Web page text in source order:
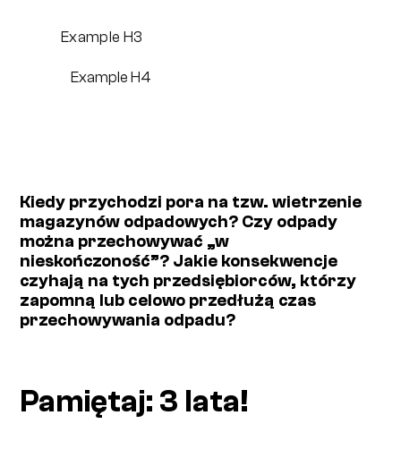
Example H3
Example H4
Kiedy przychodzi pora na tzw. wietrzenie
magazynów odpadowych? Czy odpady
można przechowywać „w
nieskończoność”? Jakie konsekwencje
czyhają na tych przedsiębiorców, którzy
zapomną lub celowo przedłużą czas
przechowywania odpadu?
Pamiętaj: 3 lata!